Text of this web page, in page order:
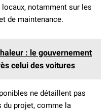
notamment sur les
de maintenance.
: le gouvernement
celui des voitures
ne détaillent pas
du projet, comme la